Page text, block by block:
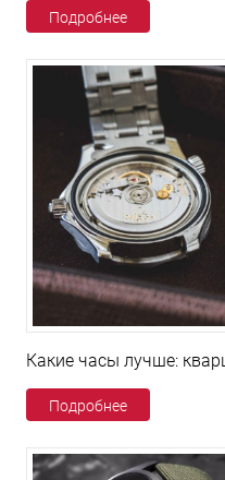
Подробнее
Какие часы лучше:
Подробнее